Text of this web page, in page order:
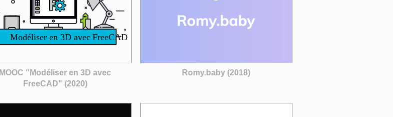
MOOC "Modéliser en 3D avec
FreeCAD" (2020)
Romy.baby (2018)